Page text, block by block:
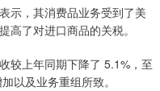
示，其消费品业务受到了美
高了对进口商品的关税。
较上年同期下降了 5.1%，至
以及业务重组所致。